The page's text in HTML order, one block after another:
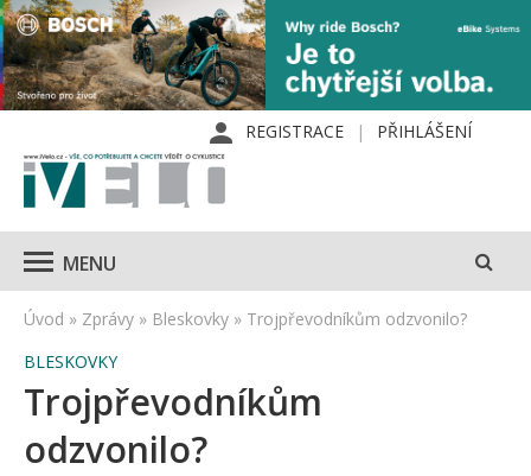
REGISTRACE PŘIHLÁŠENÍ
MENU
Úvod » Zprávy » Bleskovky » Trojpřevodníkům odzvonilo?
BLESKOVKY
Trojpřevodníkům
odzvonilo?